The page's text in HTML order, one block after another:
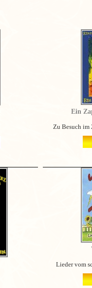
Ein
Zu Besuch im
Lieder vom